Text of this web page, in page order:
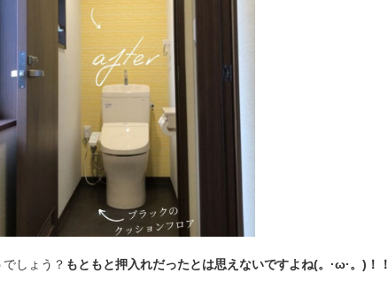
でしょう？ もともと押入れだったとは思えないですよね(。·ω·。)！！